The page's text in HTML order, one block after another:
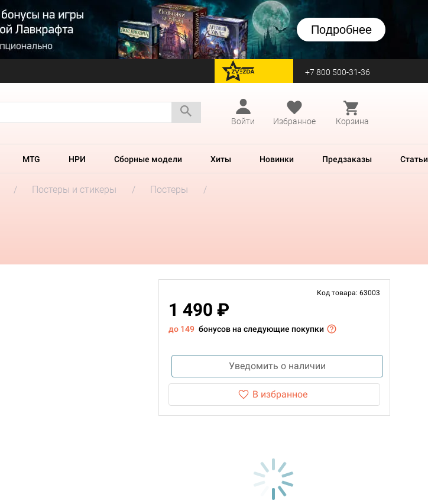
Подробнее
перейти на Zvezda +7 800 500-31-36
Войти
Избранное Корзина
MTG НРИ Сборные модели Хиты Новинки Предзаказы Статьи
Постеры и стикеры
Постеры
Код товара: 63003
1 490 ₽
до 149 бонусов на следующие покупки
Уведомить о наличии
В избранное